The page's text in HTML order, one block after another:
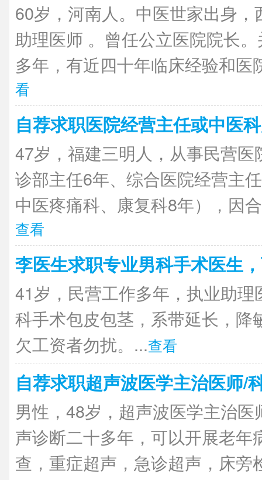
60岁，河南人。中医世家出身
助理医师 。曾任公立医院院长
多年，有近四十年临床经验和医
看
自荐求职医院经营主任或中医
47岁，福建三明人，从事民营
诊部主任6年、综合医院经营主
中医疼痛科、康复科8年），因
查看
李医生求职专业男科手术医生
41岁，民营工作多年，执业助
科手术包皮包茎，系带延长，降
欠工资者勿扰。...查看
自荐求职超声波医学主治医师/
男性，48岁，超声波医学主治
声诊断二十多年，可以开展老年
查，重症超声，急诊超声，床旁